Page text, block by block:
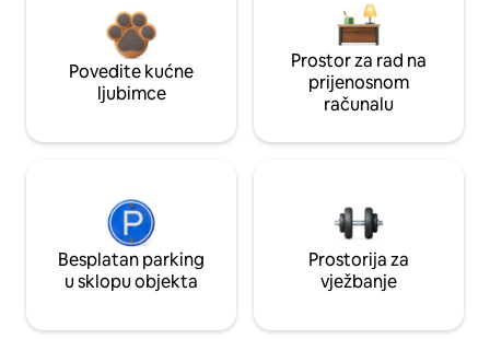
Povedite kućne
ljubimce
Prostor za rad na
prijenosnom
računalu
Besplatan parking
u sklopu objekta
Prostorija za
vježbanje